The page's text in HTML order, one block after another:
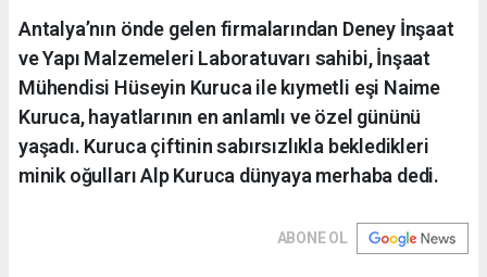
Antalya’nın önde gelen firmalarından Deney İnşaat
ve Yapı Malzemeleri Laboratuvarı sahibi, İnşaat
Mühendisi Hüseyin Kuruca ile kıymetli eşi Naime
Kuruca, hayatlarının en anlamlı ve özel gününü
yaşadı. Kuruca çiftinin sabırsızlıkla bekledikleri
minik oğulları Alp Kuruca dünyaya merhaba dedi.
ABONE OL